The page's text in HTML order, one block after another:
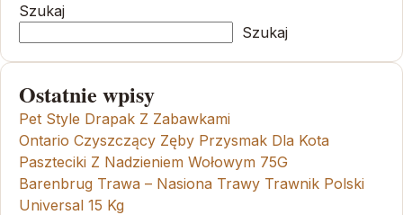
Szukaj
Szukaj
Ostatnie wpisy
Pet Style Drapak Z Zabawkami
Ontario Czyszczący Zęby Przysmak Dla Kota
Paszteciki Z Nadzieniem Wołowym 75G
Barenbrug Trawa – Nasiona Trawy Trawnik Polski
Universal 15 Kg